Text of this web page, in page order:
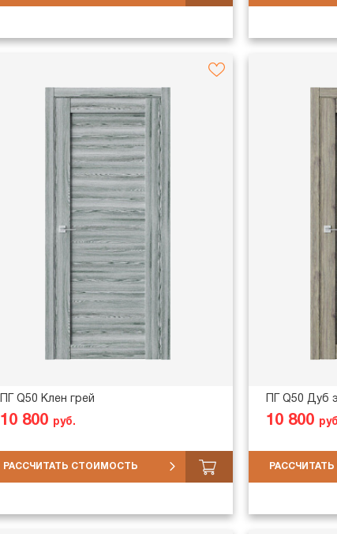
ПГ Q50 Клен грей
10 800 руб.
РАССЧИТАТЬ СТОИМОСТЬ
ПГ Q50 Дуб
10 800